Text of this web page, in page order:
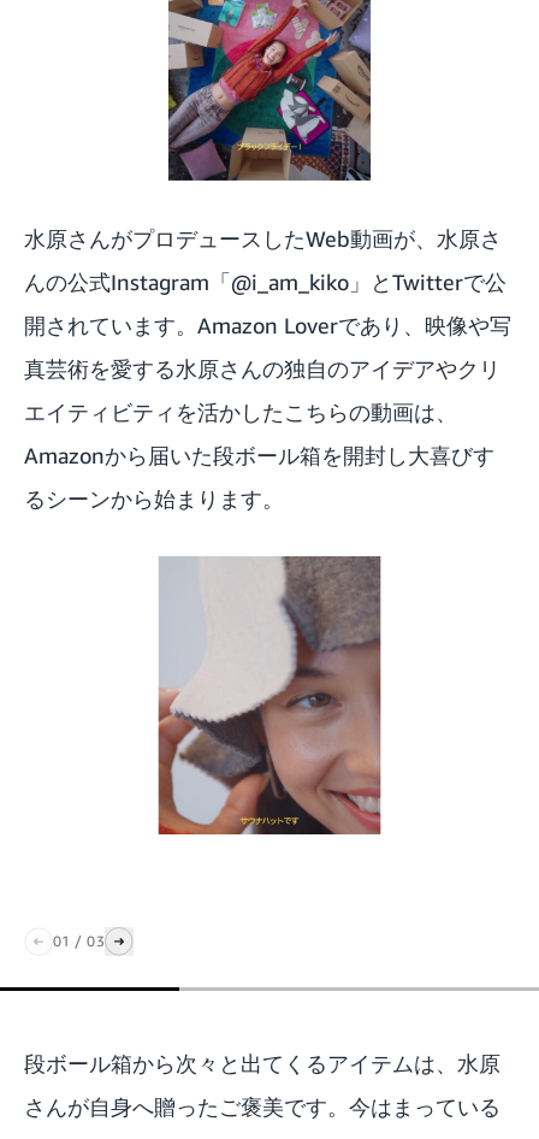
水原さんがプロデュースしたWeb動画が、水原さ
んの公式Instagram「@i_am_kiko 」とTwitterで公
開されています。Amazon Loverであり、映像や写
真芸術を愛する水原さんの独自のアイデアやクリ
エイティビティを活かしたこちらの動画は、
Amazonから届いた段ボール箱を開封し大喜びす
るシーンから始まります。
01 / 03
段ボール箱から次々と出てくるアイテムは、水原
さんが自身へ贈ったご褒美です。今はまっている